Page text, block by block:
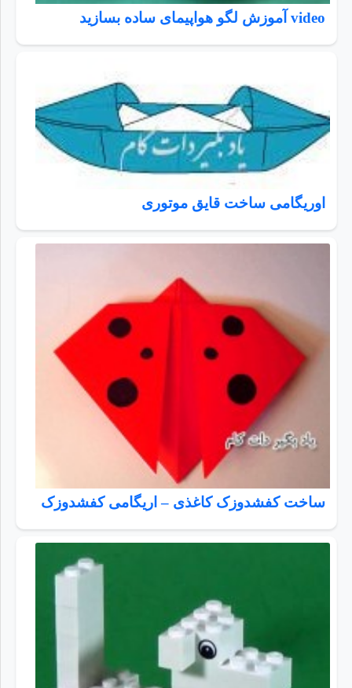
video آموزش لگو هواپیمای ساده بسازید
اوریگامی ساخت قایق موتوری
ساخت کفشدوزک کاغذی – اریگامی کفشدوزک